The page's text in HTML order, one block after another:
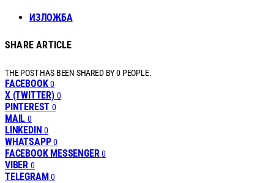
ИЗЛОЖБА
SHARE ARTICLE
THE POST HAS BEEN SHARED BY0 PEOPLE.
FACEBOOK 0
X (TWITTER) 0
PINTEREST 0
MAIL 0
LINKEDIN 0
WHATSAPP 0
FACEBOOK MESSENGER 0
VIBER 0
TELEGRAM 0